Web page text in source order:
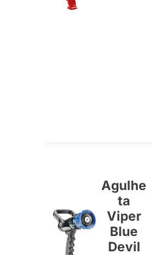
Agulhe
ta
Viper
Blue
Devil